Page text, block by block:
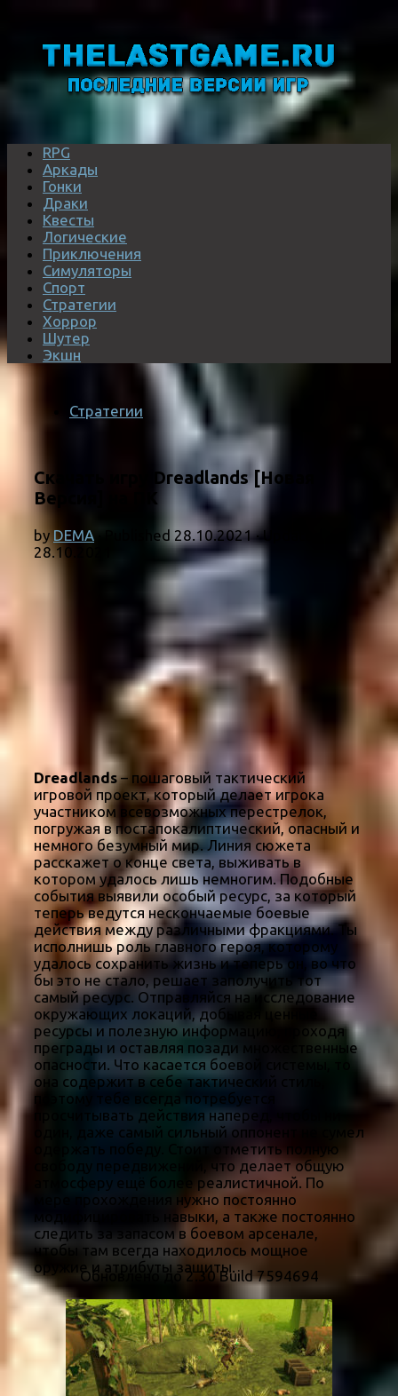
RPG
Аркады
Гонки
Драки
Квесты
Логические
Приключения
Симуляторы
Спорт
Стратегии
Хоррор
Шутер
Экшн
Стратегии
Скачать игру Dreadlands [Новая
Версия] на ПК
by DEMA · Published 28.10.2021· Updated
28.10.2021
Dreadlands– пошаговый тактический
игровой проект, который делает игрока
участником всевозможных перестрелок,
погружая в постапокалиптический, опасный и
немного безумный мир. Линия сюжета
расскажет о конце света, выживать в
котором удалось лишь немногим. Подобные
события выявили особый ресурс, за который
теперь ведутся нескончаемые боевые
действия между различными фракциями. Ты
исполнишь роль главного героя, которому
удалось сохранить жизнь и теперь он, во что
бы это не стало, решает заполучить тот
самый ресурс. Отправляйся на исследование
окружающих локаций, добывая ценные
ресурсы и полезную информацию, проходя
преграды и оставляя позади множественные
опасности. Что касается боевой системы, то
она содержит в себе тактический стиль,
поэтому тебе всегда потребуется
просчитывать действия наперед, чтобы ни
один, даже самый сильный оппонент не сумел
одержать победу. Стоит отметить полную
свободу передвижений, что делает общую
атмосферу ещё более реалистичной. По
мере прохождения нужно постоянно
модифицировать навыки, а также постоянно
следить за запасом в боевом арсенале,
чтобы там всегда находилось мощное
оружие и атрибуты защиты.
Обновлено до 2.30 Build 7594694